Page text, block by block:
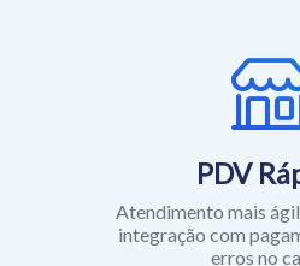
PDV
Atendimento mais
integração com
erros no